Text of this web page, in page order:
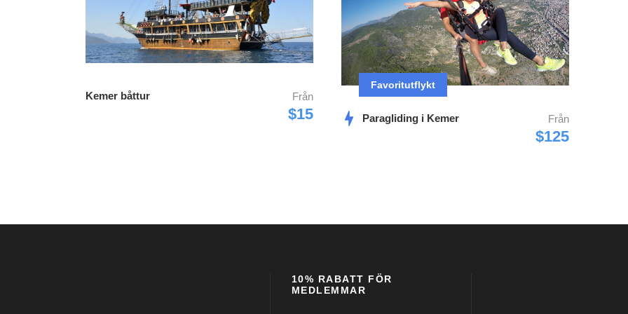
Kemer båttur Från
$15
Favoritutflykt
Paragliding i Kemer Från
$125
10% RABATT FÖR
MEDLEMMAR